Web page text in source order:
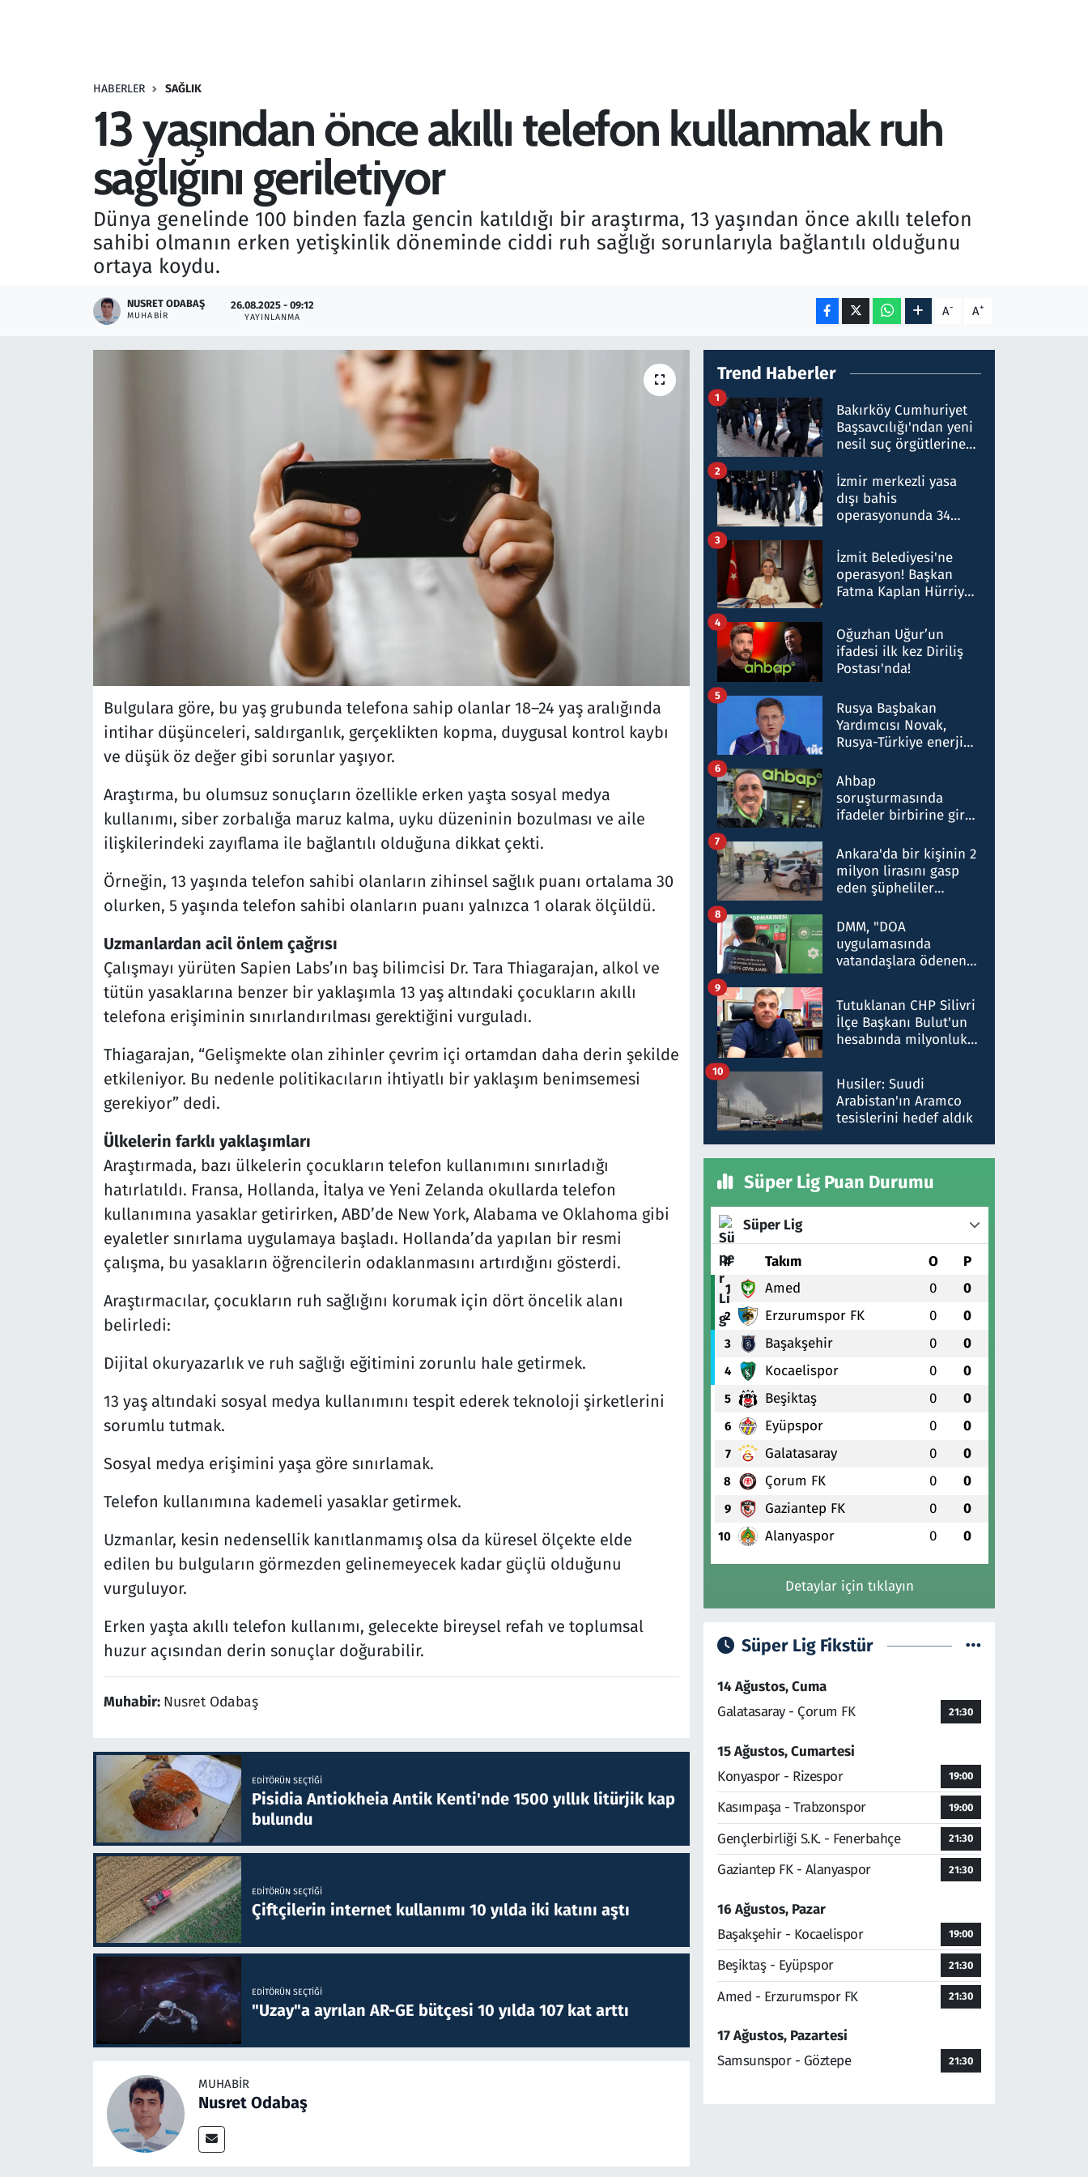
HABERLER SAĞLIK
13 yaşından önce akıllı telefon kullanmak ruh
sağlığını geriletiyor
Dünya genelinde 100 binden fazla gencin katıldığı bir araştırma, 13 yaşından önce akıllı telefon
sahibi olmanın erken yetişkinlik döneminde ciddi ruh sağlığı sorunlarıyla bağlantılı olduğunu
ortaya koydu.
NUSRET ODABAŞ
MUHABIR
26.08.2025 - 09:12
YAYINLANMA A- A+
Bulgulara göre, bu yaş grubunda telefona sahip olanlar 18–24 yaş aralığında
intihar düşünceleri, saldırganlık, gerçeklikten kopma, duygusal kontrol kaybı
ve düşük öz değer gibi sorunlar yaşıyor.
Araştırma, bu olumsuz sonuçların özellikle erken yaşta sosyal medya
kullanımı, siber zorbalığa maruz kalma, uyku düzeninin bozulması ve aile
ilişkilerindeki zayıflama ile bağlantılı olduğuna dikkat çekti.
Örneğin, 13 yaşında telefon sahibi olanların zihinsel sağlık puanı ortalama 30
olurken, 5 yaşında telefon sahibi olanların puanı yalnızca 1 olarak ölçüldü.
Uzmanlardan acil önlem çağrısı
Çalışmayı yürüten Sapien Labs’ın baş bilimcisi Dr. Tara Thiagarajan, alkol ve
tütün yasaklarına benzer bir yaklaşımla 13 yaş altındaki çocukların akıllı
telefona erişiminin sınırlandırılması gerektiğini vurguladı.
Thiagarajan, “Gelişmekte olan zihinler çevrim içi ortamdan daha derin şekilde
etkileniyor. Bu nedenle politikacıların ihtiyatlı bir yaklaşım benimsemesi
gerekiyor” dedi.
Ülkelerin farklı yaklaşımları
Araştırmada, bazı ülkelerin çocukların telefon kullanımını sınırladığı
hatırlatıldı. Fransa, Hollanda, İtalya ve Yeni Zelanda okullarda telefon
kullanımına yasaklar getirirken, ABD’de New York, Alabama ve Oklahoma gibi
eyaletler sınırlama uygulamaya başladı. Hollanda’da yapılan bir resmi
çalışma, bu yasakların öğrencilerin odaklanmasını artırdığını gösterdi.
Araştırmacılar, çocukların ruh sağlığını korumak için dört öncelik alanı
belirledi:
Dijital okuryazarlık ve ruh sağlığı eğitimini zorunlu hale getirmek.
13 yaş altındaki sosyal medya kullanımını tespit ederek teknoloji şirketlerini
sorumlu tutmak.
Sosyal medya erişimini yaşa göre sınırlamak.
Telefon kullanımına kademeli yasaklar getirmek.
Uzmanlar, kesin nedensellik kanıtlanmamış olsa da küresel ölçekte elde
edilen bu bulguların görmezden gelinemeyecek kadar güçlü olduğunu
vurguluyor.
Erken yaşta akıllı telefon kullanımı, gelecekte bireysel refah ve toplumsal
huzur açısından derin sonuçlar doğurabilir.
Muhabir: Nusret Odabaş
EDITÖRÜN SEÇTIĞI
Pisidia Antiokheia Antik Kenti'nde 1500 yıllık litürjik kap
bulundu
EDITÖRÜN SEÇTIĞI
Çiftçilerin internet kullanımı 10 yılda iki katını aştı
EDITÖRÜN SEÇTIĞI
"Uzay"a ayrılan AR-GE bütçesi 10 yılda 107 kat arttı
MUHABIR
Nusret Odabaş
Trend Haberler
Bakırköy Cumhuriyet
Başsavcılığı'ndan yeni
nesil suç örgütlerine
hakkında gözaltı kararı
1
İzmir merkezli yasa
dışı bahis
operasyonunda 34
Milyar liralık para
trafiği tespit edildi
2
İzmit Belediyesi'ne
operasyon! Başkan
Fatma Kaplan Hürriyet
3
Oğuzhan Uğur’un
ifadesi ilk kez Diriliş
Postası'nda!
4
Rusya Başbakan
Yardımcısı Novak,
Rusya-Türkiye enerji
nitelikte olduğunu
belirtti
5
Ahbap
soruşturmasında
ifadeler birbirine girdi:
ifadelerinden ortaya
çıkan tablo şok etti
6
Ankara'da bir kişinin 2
milyon lirasını gasp
eden şüpheliler
7
DMM, "DOA
uygulamasında
vatandaşlara ödenen
düşürüldüğü" iddiasını
yalanladı
8
Tutuklanan CHP Silivri
İlçe Başkanı Bulut'un
hesabında milyonluk
talimat verdi, ben
gönderdim
9
Husiler: Suudi
Arabistan'ın Aramco
tesislerini hedef aldık
10
Süper Lig Puan Durumu
Süper Lig
# Takım O P
1 Amed 0 0
2 Erzurumspor FK 0 0
3 Başakşehir 0 0
4 Kocaelispor 0 0
5 Beşiktaş 0 0
6 Eyüpspor 0 0
7 Galatasaray 0 0
8 Çorum FK 0 0
9 Gaziantep FK 0 0
10 Alanyaspor 0 0
Detaylar için tıklayın
Süper Lig Fikstür
14 Ağustos, Cuma
Galatasaray - Çorum FK
21:30
15 Ağustos, Cumartesi
Konyaspor - Rizespor
19:00
Kasımpaşa - Trabzonspor 19:00
Gençlerbirliği S.K. - Fenerbahçe 21:30
Gaziantep FK - Alanyaspor 21:30
16 Ağustos, Pazar
Başakşehir - Kocaelispor
19:00
Beşiktaş - Eyüpspor 21:30
Amed - Erzurumspor FK 21:30
17 Ağustos, Pazartesi
Samsunspor - Göztepe
21:30
Savunma Sanayi
Televizyon